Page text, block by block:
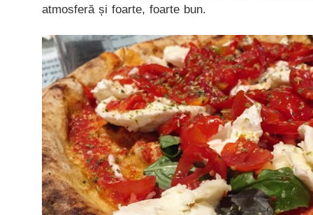
atmosferă și foarte, foarte bun.